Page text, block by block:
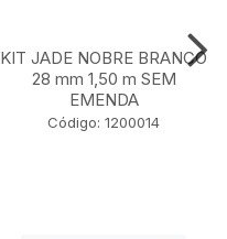
KIT JADE NOBRE BRANCO
28 mm 1,50 m SEM
EMENDA
Código: 1200014